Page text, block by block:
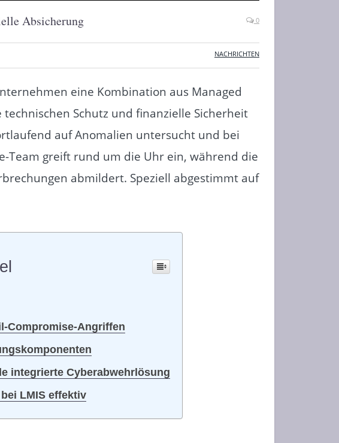
Absicherung 0
NACHRICHTEN
eine Kombination aus Managed
Schutz und finanzielle Sicherheit
auf Anomalien untersucht und bei
Team greift rund um die Uhr ein, während die
abmildert. Speziell abgestimmt auf
Compromise-Angriffen
integrierte Cyberabwehrlösung
LMIS effektiv